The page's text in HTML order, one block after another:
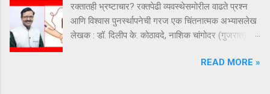
रक्तातही भ्रष्टाचार? रक्तपेढी व्यवस्थेसमोरील वाढते प्रश्न
आणि विश्वास पुनर्स्थापनेची गरज एक चिंतनात्मक अभ्यासलेख
लेखक : डॉ. दिलीप के. कोठावदे, नाशिक चांगोदर (गुजरात) येथे
संपूर्ण देशातील रक्तदाते, रुग्ण, डॉक्टर आणि समाजमन हादरले
READ MORE »